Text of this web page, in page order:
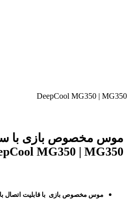
موس مخصوص بازی با
MG350 | MG350
موس مخصوص بازی با قابلیت اتصال